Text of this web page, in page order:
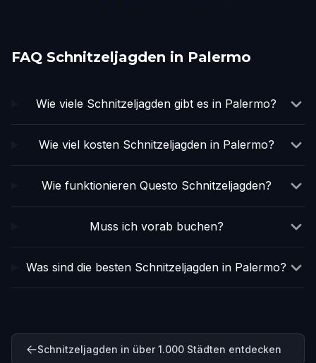
FAQ Schnitzeljagden in Palermo
Wie viele Schnitzeljagden gibt es in Palermo?
Wie viel kosten Schnitzeljagden in Palermo?
Wie funktionieren Questo Schnitzeljagden?
Muss ich vorab buchen?
Was sind die besten Schnitzeljagden in Palermo?
Schnitzeljagden in über 1.000 Städten entdecken